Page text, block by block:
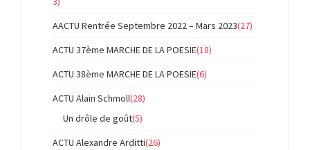
AACTU Rentrée Septembre 2022 – Mars 2023(27)
ACTU 37ème MARCHE DE LA POESIE(18)
ACTU 38ème MARCHE DE LA POESIE(6)
ACTU Alain Schmoll(28)
Un drôle de goût(5)
ACTU Alexandre Arditti(26)